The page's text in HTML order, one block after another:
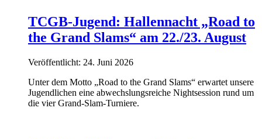
TCGB-Jugend: Hallennacht „Road to
the Grand Slams“ am 22./23. August
Veröffentlicht: 24. Juni 2026
Unter dem Motto „Road to the Grand Slams“ erwartet unsere
Jugendlichen eine abwechslungsreiche Nightsession rund um
die vier Grand-Slam-Turniere.